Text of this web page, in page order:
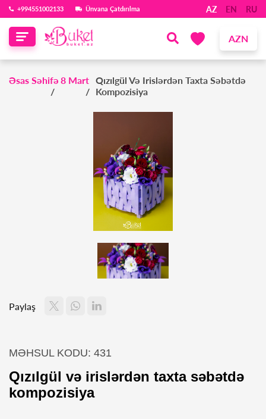
‪+994551002133‬ Ünvana Çatdırılma AZ EN RU
AZN
Əsas Səhifə 8 Mart
Qızılgül Və Irislərdən Taxta Səbətdə
Kompozisiya
Paylaş
MƏHSUL KODU: 431
Qızılgül və irislərdən taxta səbətdə
kompozisiya